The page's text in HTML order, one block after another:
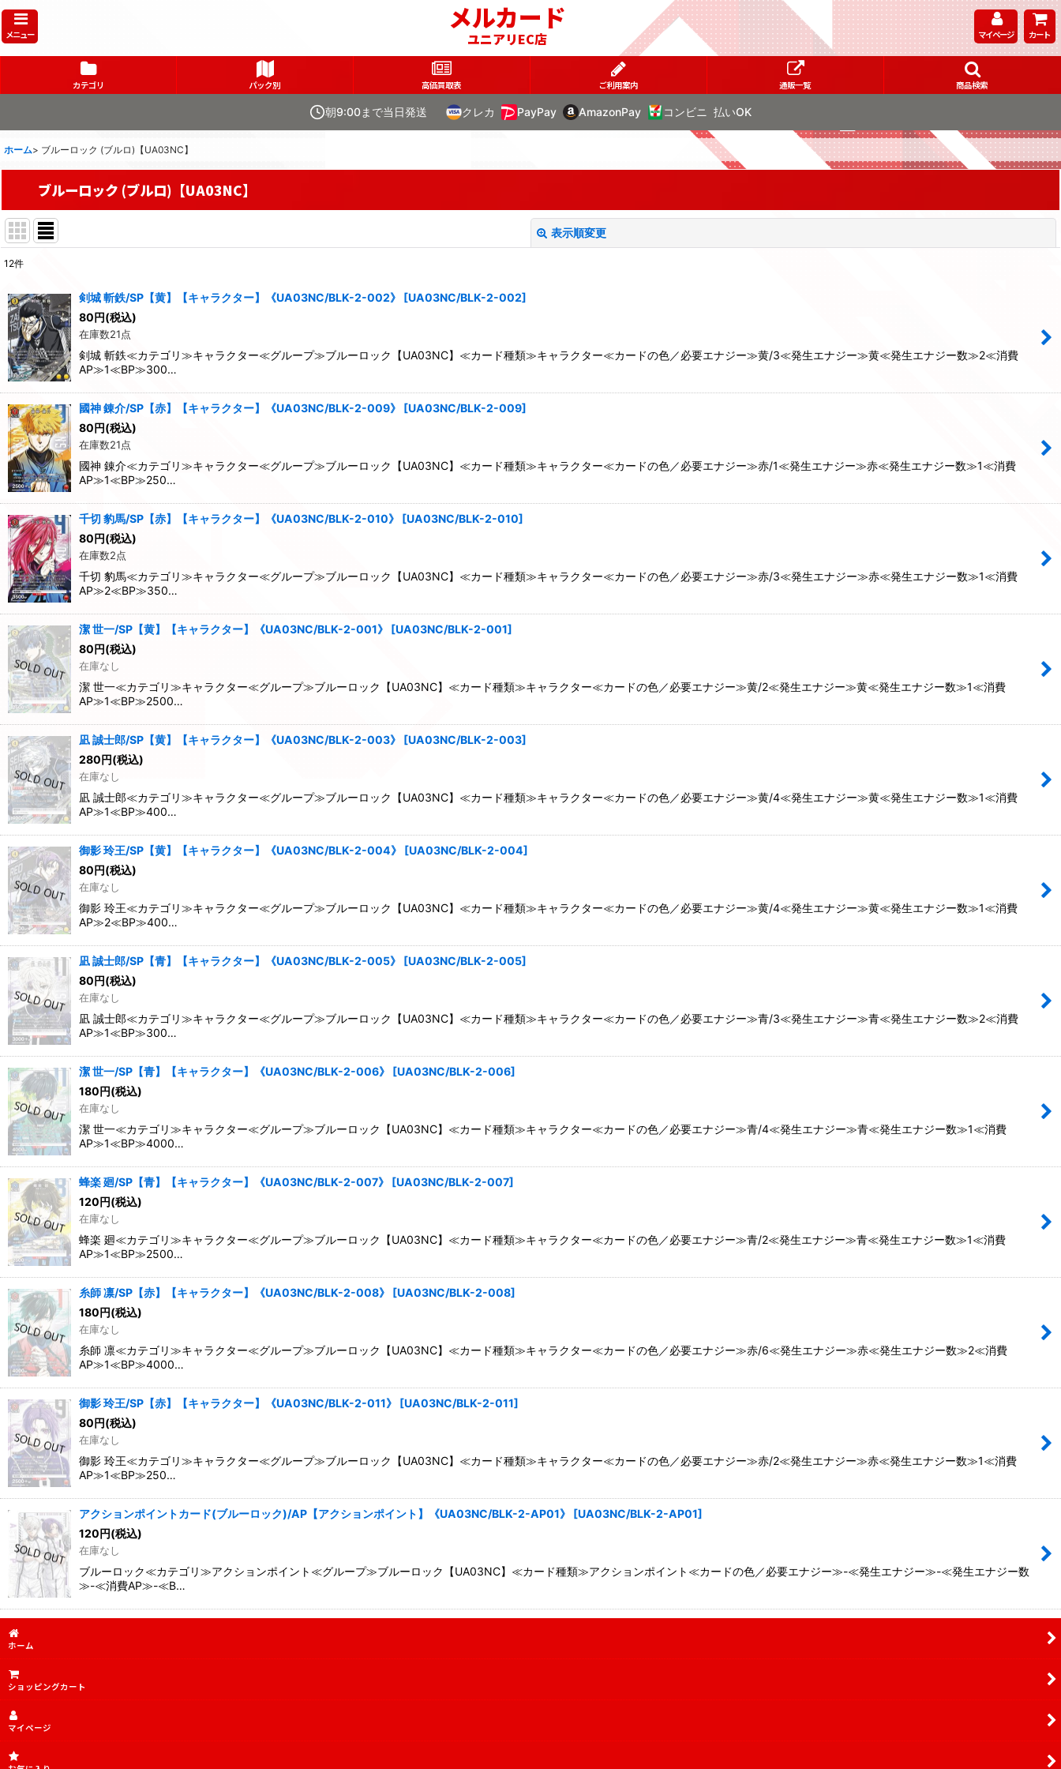
メニュー メルカード
ユニアリEC店 マイページ カート
カテゴリ パック別 高価買取表 ご利用案内 通販一覧 商品検索
朝9:00まで当日発送 クレカ PayPay AmazonPay コンビニ 払いOK
ホーム> ブルーロック (ブルロ)【UA03NC】
ブルーロック (ブルロ)【UA03NC】
表示順変更
在庫あり
並び順:
絞り込む
12件
剣城 斬鉄/SP【黄】【キャラクター】《UA03NC/BLK-2-002》 [UA03NC/BLK-2-002]
80円(税込)
在庫数21点
剣城 斬鉄≪カテゴリ≫キャラクター≪グループ≫ブルーロック【UA03NC】≪カード種類≫キャラクター≪カードの色／必要エナジー≫黄/3≪発生エナジー≫黄≪発生エナジー数≫2≪消費
AP≫1≪BP≫300…
國神 錬介/SP【赤】【キャラクター】《UA03NC/BLK-2-009》 [UA03NC/BLK-2-009]
80円(税込)
在庫数21点
國神 錬介≪カテゴリ≫キャラクター≪グループ≫ブルーロック【UA03NC】≪カード種類≫キャラクター≪カードの色／必要エナジー≫赤/1≪発生エナジー≫赤≪発生エナジー数≫1≪消費
AP≫1≪BP≫250…
千切 豹馬/SP【赤】【キャラクター】《UA03NC/BLK-2-010》 [UA03NC/BLK-2-010]
80円(税込)
在庫数2点
千切 豹馬≪カテゴリ≫キャラクター≪グループ≫ブルーロック【UA03NC】≪カード種類≫キャラクター≪カードの色／必要エナジー≫赤/3≪発生エナジー≫赤≪発生エナジー数≫1≪消費
AP≫2≪BP≫350…
潔 世一/SP【黄】【キャラクター】《UA03NC/BLK-2-001》 [UA03NC/BLK-2-001]
80円(税込)
在庫なし
潔 世一≪カテゴリ≫キャラクター≪グループ≫ブルーロック【UA03NC】≪カード種類≫キャラクター≪カードの色／必要エナジー≫黄/2≪発生エナジー≫黄≪発生エナジー数≫1≪消費
AP≫1≪BP≫2500…
凪 誠士郎/SP【黄】【キャラクター】《UA03NC/BLK-2-003》 [UA03NC/BLK-2-003]
280円(税込)
在庫なし
凪 誠士郎≪カテゴリ≫キャラクター≪グループ≫ブルーロック【UA03NC】≪カード種類≫キャラクター≪カードの色／必要エナジー≫黄/4≪発生エナジー≫黄≪発生エナジー数≫1≪消費
AP≫1≪BP≫400…
御影 玲王/SP【黄】【キャラクター】《UA03NC/BLK-2-004》 [UA03NC/BLK-2-004]
80円(税込)
在庫なし
御影 玲王≪カテゴリ≫キャラクター≪グループ≫ブルーロック【UA03NC】≪カード種類≫キャラクター≪カードの色／必要エナジー≫黄/4≪発生エナジー≫黄≪発生エナジー数≫1≪消費
AP≫2≪BP≫400…
凪 誠士郎/SP【青】【キャラクター】《UA03NC/BLK-2-005》 [UA03NC/BLK-2-005]
80円(税込)
在庫なし
凪 誠士郎≪カテゴリ≫キャラクター≪グループ≫ブルーロック【UA03NC】≪カード種類≫キャラクター≪カードの色／必要エナジー≫青/3≪発生エナジー≫青≪発生エナジー数≫2≪消費
AP≫1≪BP≫300…
潔 世一/SP【青】【キャラクター】《UA03NC/BLK-2-006》 [UA03NC/BLK-2-006]
180円(税込)
在庫なし
潔 世一≪カテゴリ≫キャラクター≪グループ≫ブルーロック【UA03NC】≪カード種類≫キャラクター≪カードの色／必要エナジー≫青/4≪発生エナジー≫青≪発生エナジー数≫1≪消費
AP≫1≪BP≫4000…
蜂楽 廻/SP【青】【キャラクター】《UA03NC/BLK-2-007》 [UA03NC/BLK-2-007]
120円(税込)
在庫なし
蜂楽 廻≪カテゴリ≫キャラクター≪グループ≫ブルーロック【UA03NC】≪カード種類≫キャラクター≪カードの色／必要エナジー≫青/2≪発生エナジー≫青≪発生エナジー数≫1≪消費
AP≫1≪BP≫2500…
糸師 凛/SP【赤】【キャラクター】《UA03NC/BLK-2-008》 [UA03NC/BLK-2-008]
180円(税込)
在庫なし
糸師 凛≪カテゴリ≫キャラクター≪グループ≫ブルーロック【UA03NC】≪カード種類≫キャラクター≪カードの色／必要エナジー≫赤/6≪発生エナジー≫赤≪発生エナジー数≫2≪消費
AP≫1≪BP≫4000…
御影 玲王/SP【赤】【キャラクター】《UA03NC/BLK-2-011》 [UA03NC/BLK-2-011]
80円(税込)
在庫なし
御影 玲王≪カテゴリ≫キャラクター≪グループ≫ブルーロック【UA03NC】≪カード種類≫キャラクター≪カードの色／必要エナジー≫赤/2≪発生エナジー≫赤≪発生エナジー数≫1≪消費
AP≫1≪BP≫250…
アクションポイントカード(ブルーロック)/AP【アクションポイント】《UA03NC/BLK-2-AP01》 [UA03NC/BLK-2-AP01]
120円(税込)
在庫なし
ブルーロック≪カテゴリ≫アクションポイント≪グループ≫ブルーロック【UA03NC】≪カード種類≫アクションポイント≪カードの色／必要エナジー≫-≪発生エナジー≫-≪発生エナジー数
≫-≪消費AP≫-≪B…
ホーム
ショッピングカート
マイページ